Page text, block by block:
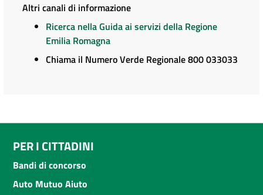
Altri canali di informazione
Ricerca nella Guida ai servizi della Regione
Emilia Romagna
Chiama il Numero Verde Regionale 800 033033
PER I CITTADINI
Bandi di concorso
Auto Mutuo Aiuto